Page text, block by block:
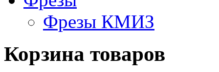
Фрезы КМИЗ
Корзина товаров